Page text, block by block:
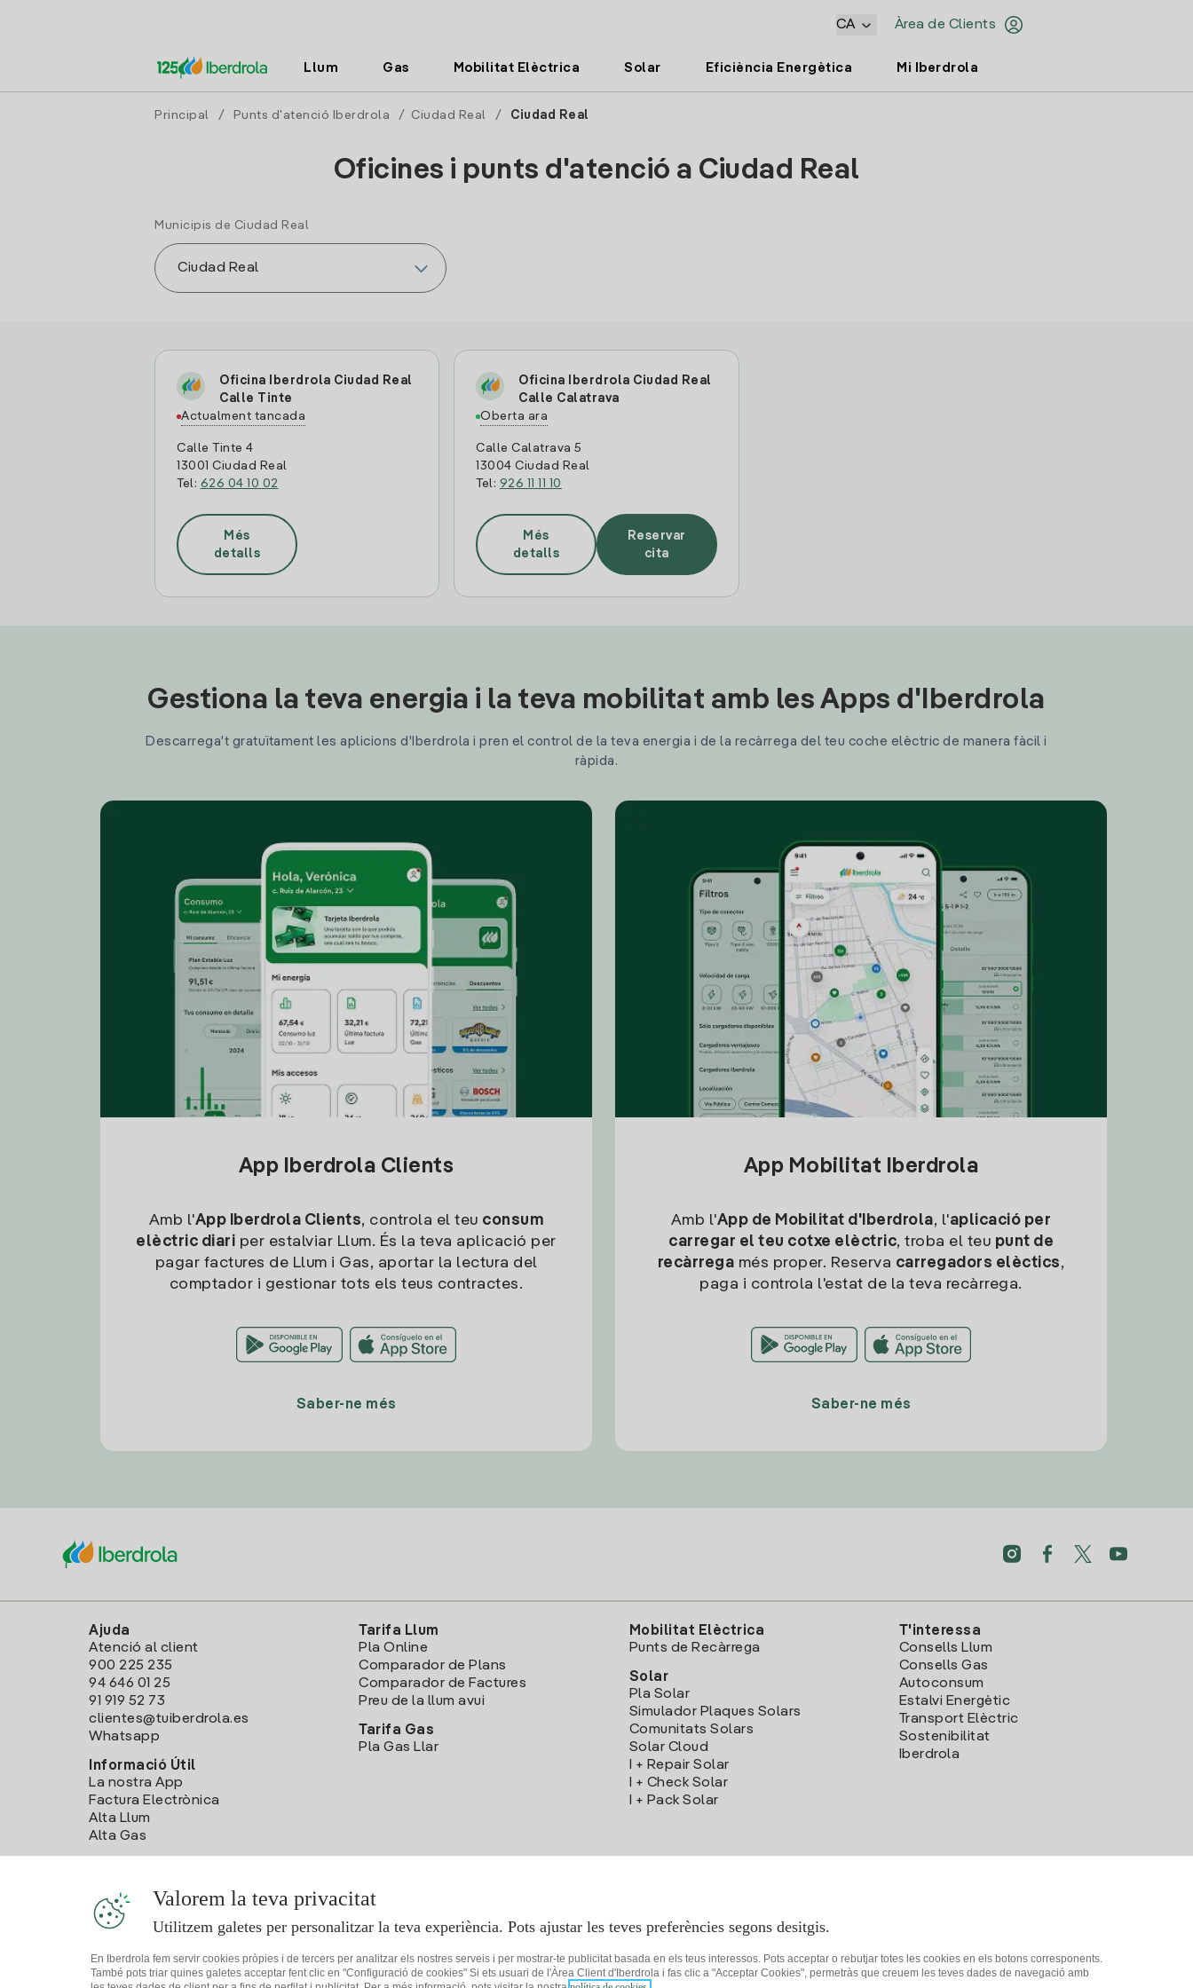
Àrea de Clients
CA
Llum Gas Mobilitat Elèctrica Solar Eficiència Energètica Mi Iberdrola
Principal / Punts d'atenció Iberdrola / Ciudad Real / Ciudad Real
Oficines i punts d'atenció a Ciudad Real
Municipis de Ciudad Real
Oficina Iberdrola Ciudad Real
Calle Tinte
Actualment tancada
Calle Tinte 4
13001 Ciudad Real
Tel: 626 04 10 02
Més
detalls
Oficina Iberdrola Ciudad Real
Calle Calatrava
Oberta ara
Calle Calatrava 5
13004 Ciudad Real
Tel: 926 11 11 10
Més
detalls
Reservar
cita
Gestiona la teva energia i la teva mobilitat amb les Apps d'Iberdrola
Descarrega't gratuïtament les aplicions d'Iberdrola i pren el control de la teva energia i de la recàrrega del teu coche elèctric de manera fàcil i
ràpida.
App Iberdrola Clients
Amb l'App Iberdrola Clients, controla el teu consum
elèctric diari per estalviar Llum. És la teva aplicació per
pagar factures de Llum i Gas, aportar la lectura del
comptador i gestionar tots els teus contractes.
Saber-ne més
App Mobilitat Iberdrola
Amb l'App de Mobilitat d'Iberdrola, l'aplicació per
carregar el teu cotxe elèctric, troba el teu punt de
recàrrega més proper. Reserva carregadors elèctics,
paga i controla l'estat de la teva recàrrega.
Saber-ne més
Ajuda
Atenció al client
900 225 235
94 646 01 25
91 919 52 73
clientes@tuiberdrola.es
Whatsapp
Informació Útil
La nostra App
Factura Electrònica
Alta Llum
Alta Gas
Tarifa Llum
Pla Online
Comparador de Plans
Comparador de Factures
Preu de la llum avui
Tarifa Gas
Pla Gas Llar
Mobilitat Elèctrica
Punts de Recàrrega
Solar
Pla Solar
Simulador Plaques Solars
Comunitats Solars
Solar Cloud
I + Repair Solar
I + Check Solar
I + Pack Solar
T'interessa
Consells Llum
Consells Gas
Autoconsum
Estalvi Energètic
Transport Elèctric
Sostenibilitat
Iberdrola
Valorem la teva privacitat
Utilitzem galetes per personalitzar la teva experiència. Pots ajustar les teves preferències segons desitgis.
En Iberdrola fem servir cookies pròpies i de tercers per analitzar els nostres serveis i per mostrar-te publicitat basada en els teus interessos. Pots acceptar o rebutjar totes les cookies en els botons corresponents.
També pots triar quines galetes acceptar fent clic en "Configuració de cookies" Si ets usuari de l'Àrea Client d'Iberdrola i fas clic a "Acceptar Cookies", permetràs que creuem les teves dades de navegació amb